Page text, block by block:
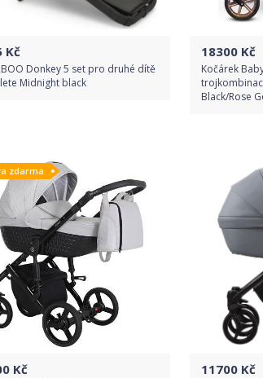
Kč
Donkey 5 set pro druhé dítě
Midnight black
Detail produktu
18300 Kč
Kočárek
Black/Rose
zdarma
Kč 11700 Kč